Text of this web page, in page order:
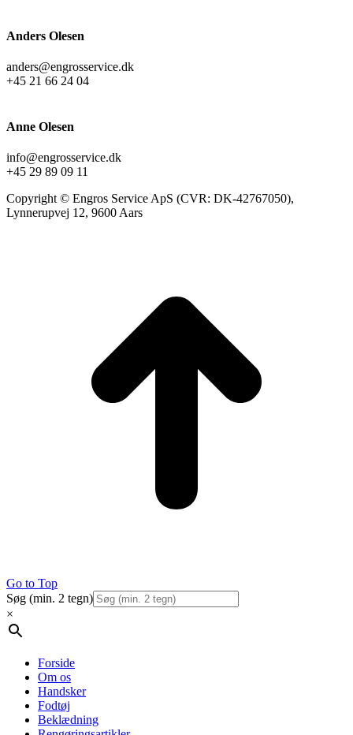
Anders Olesen
anders@engrosservice.dk
+45 21 66 24 04
Anne Olesen
info@engrosservice.dk
+45 29 89 09 11
Copyright © Engros Service ApS (CVR: DK-42767050),
Lynnerupvej 12, 9600 Aars
Go to Top
Søg (min. 2 tegn)
×
Forside
Om os
Handsker
Fodtøj
Beklædning